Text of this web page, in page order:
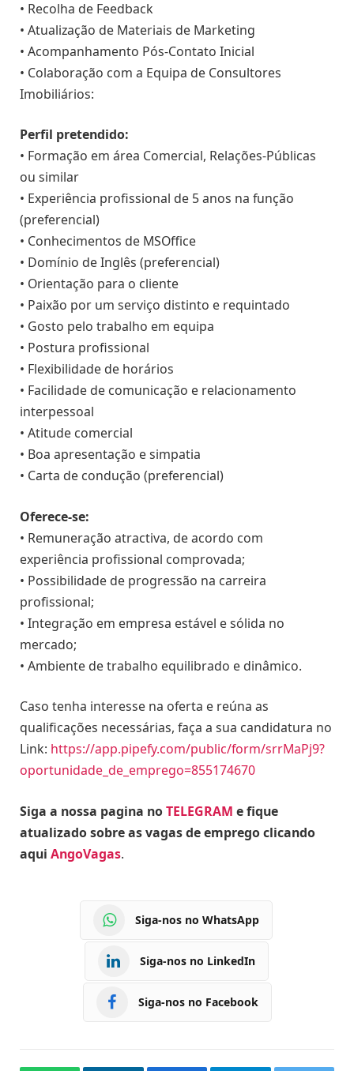
• Recolha de Feedback
• Atualização de Materiais de Marketing
• Acompanhamento Pós-Contato Inicial
• Colaboração com a Equipa de Consultores
Imobiliários:
Perfil pretendido:
• Formação em área Comercial, Relações-Públicas
ou similar
• Experiência profissional de 5 anos na função
(preferencial)
• Conhecimentos de MSOffice
• Domínio de Inglês (preferencial)
• Orientação para o cliente
• Paixão por um serviço distinto e requintado
• Gosto pelo trabalho em equipa
• Postura profissional
• Flexibilidade de horários
• Facilidade de comunicação e relacionamento
interpessoal
• Atitude comercial
• Boa apresentação e simpatia
• Carta de condução (preferencial)
Oferece-se:
• Remuneração atractiva, de acordo com
experiência profissional comprovada;
• Possibilidade de progressão na carreira
profissional;
• Integração em empresa estável e sólida no
mercado;
• Ambiente de trabalho equilibrado e dinâmico.
Caso tenha interesse na oferta e reúna as
qualificações necessárias, faça a sua candidatura no
Link: https://app.pipefy.com/public/form/srrMaPj9?
oportunidade_de_emprego=855174670
Siga a nossa pagina noTELEGRAM e fique
atualizado sobre as vagas de emprego clicando
aqui AngoVagas.
Siga-nos no WhatsApp
Siga-nos no LinkedIn
Siga-nos no Facebook